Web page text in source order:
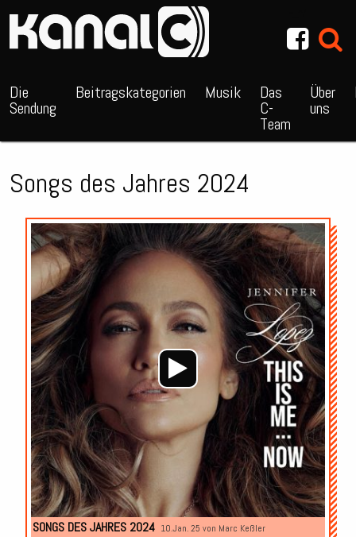
Die
Sendung
Beitragskategorien Musik Das
C-
Team
Über
uns
Songs des Jahres 2024
Audio-
Player
SONGS DES JAHRES 2024 10.Jan. 25 von Marc Keßler